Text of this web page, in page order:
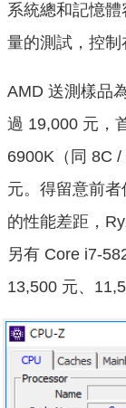
系統總和記憶
量的測試，控制
AMD 送測樣品
過 19,000 元，
6900K （同 8C
元。得留意前
的性能差距，
另有 Core i7-
13,500 元、